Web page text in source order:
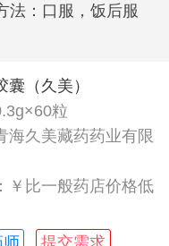
法：口服，饭后服
（久美）
粒
海久美藏药药业有限
￥比一般药店价格低
师
提交需求